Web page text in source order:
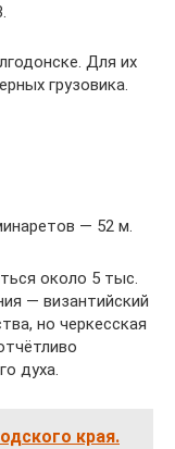
Для их
грузовика.
— 52 м.
около 5 тыс.
— византийский
но черкесская
духа.
края.